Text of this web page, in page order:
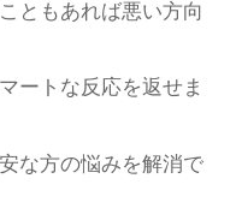
ともあれば悪い方向
ートな反応を返せま
な方の悩みを解消で